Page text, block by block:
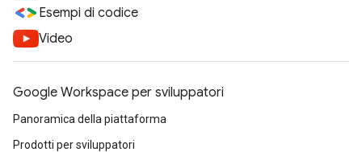
Esempi di codice
Video
Google Workspace per sviluppatori
Panoramica della piattaforma
Prodotti per sviluppatori